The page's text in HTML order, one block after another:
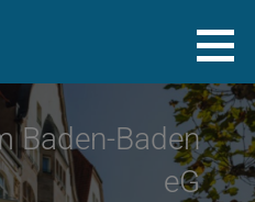
Baden-Baden
eG